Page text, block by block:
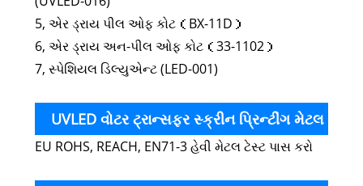
5, એર ડ્રાય પીલ ઓફ કોટ（BX-11D）
6, એર ડ્રાય અન-પીલ ઓફ કોટ（33-1102）
7, સ્પેશિયલ ડિલ્યુએન્ટ (LED-001)
UVLED વોટર ટ્રાન્સફર સ્ક્રીન પ્રિન્ટીંગ મેટલ
ઇન્ક પર્યાવરણીય સુરક્ષા શોધ
EU ROHS, REACH, EN71-3 હેવી મેટલ ટેસ્ટ પાસ કરો